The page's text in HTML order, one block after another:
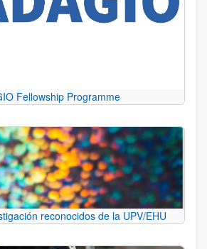
Fellowship Programme
reconocidos de la UPV/EHU